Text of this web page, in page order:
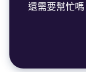
還需要幫忙